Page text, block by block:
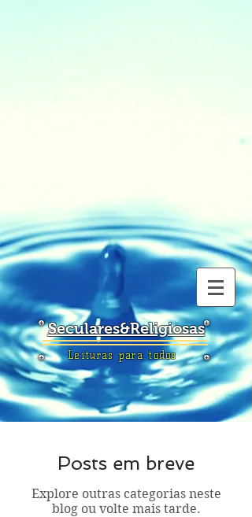
Seculares&Religiosas
Leituras para todos
Posts em breve
Explore outras categorias neste
blog ou volte mais tarde.